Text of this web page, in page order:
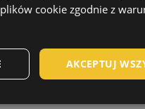
cookie zgodnie z
AKCEPTUJ